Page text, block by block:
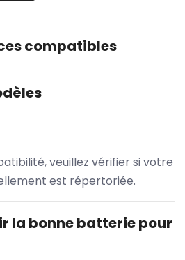
compatibles
veuillez vérifier si votre
est répertoriée.
la bonne batterie pour